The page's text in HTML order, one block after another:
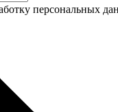
персональных